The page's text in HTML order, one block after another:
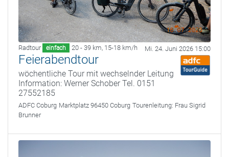
Radtour einfach 20 - 39 km, 15-18 km/h Mi. 24. Juni 2026 15:00
Feierabendtour
wöchentliche Tour mit wechselnder Leitung
Information: Werner Schober Tel. 0151
27552185
ADFC Coburg Marktplatz 96450 Coburg Tourenleitung: Frau Sigrid
Brunner